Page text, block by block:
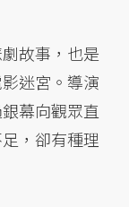
故事，也是
迷宮。導演
幕向觀眾直
，卻有種理